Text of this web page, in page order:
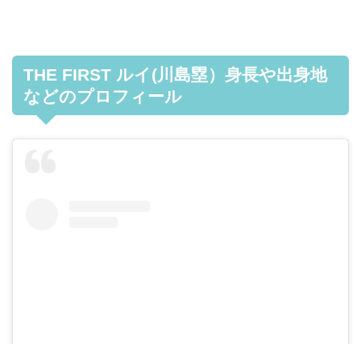
THE FIRST ルイ(川島塁）身長や出身地
などのプロフィール